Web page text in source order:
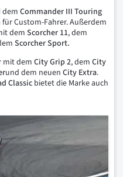
demCommander III Touring
Custom-Fahrer. Außerdem
dem Scorcher 11, dem
Scorcher Sport.
mit dem City Grip 2, dem City
und dem neuen City Extra.
Classic bietet die Marke auch